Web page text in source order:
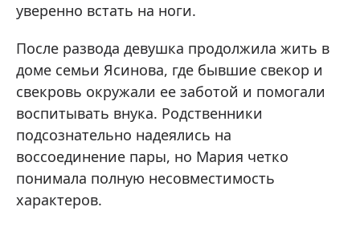
уверенно встать на ноги.
После развода девушка продолжила жить в
доме семьи Ясинова, где бывшие свекор и
свекровь окружали ее заботой и помогали
воспитывать внука. Родственники
подсознательно надеялись на
воссоединение пары, но Мария четко
понимала полную несовместимость
характеров.